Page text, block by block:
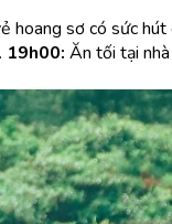
hoang sơ có sức
19h00: Ăn tối tại